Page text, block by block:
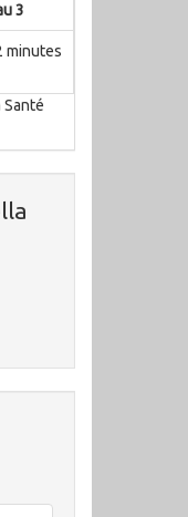
3
minutes
Santé